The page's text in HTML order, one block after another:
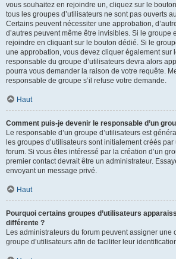
vous souhaitez en rejoindre un, cliquez sur le
tous les groupes d’utilisateurs ne sont pas ouverts
Certains peuvent nécessiter une approbation,
d’autres peuvent même être invisibles. Si le groupe
rejoindre en cliquant sur le bouton dédié. Si le
une approbation, vous devez cliquer également sur
responsable du groupe d’utilisateurs devra alors
pourra vous demander la raison de votre requête.
responsable de groupe s’il refuse votre demande.
Haut
Comment puis-je devenir le responsable d’un
Le responsable d’un groupe d’utilisateurs est
les groupes d’utilisateurs sont initialement créés
forum. Si vous êtes intéressé par la création d’un
premier contact devrait être un administrateur.
envoyant un message privé.
Haut
Pourquoi certains groupes d’utilisateurs
différente ?
Les administrateurs du forum peuvent assigner une
groupe d’utilisateurs afin de faciliter leur